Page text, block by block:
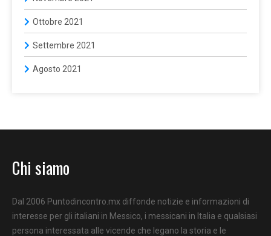
Ottobre 2021
Settembre 2021
Agosto 2021
Chi siamo
Dal 2006 Puntodincontro.mx diffonde notizie e informazioni di
interesse per gli italiani in Messico, i messicani in Italia e qualsiasi
persona interessata alle vicende che legano la storia e le